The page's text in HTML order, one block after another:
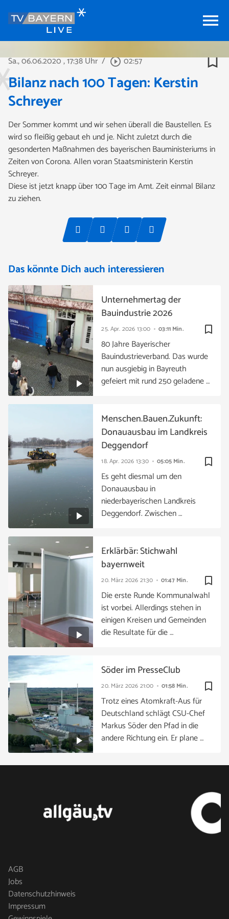
menu
Sa., 06.06.2020, 17:38 Uhr / play_circle_outline02:57 bookmark_border
Bilanz nach 100 Tagen: Kerstin
Schreyer
Der Sommer kommt und wir sehen überall die Baustellen. Es
wird so fleißig gebaut eh und je. Nicht zuletzt durch die
gesonderten Maßnahmen des bayerischen Bauministeriums in
Zeiten von Corona. Allen voran Staatsministerin Kerstin
Schreyer.
Diese ist jetzt knapp über 100 Tage im Amt. Zeit einmal Bilanz
zu ziehen.
Das könnte Dich auch interessieren
bookmark_border
25. Apr. 2026 13:00 03:11 Min.
Unternehmertag der
Bauindustrie 2026
80 Jahre Bayerischer
Bauindustrieverband. Das wurde
nun ausgiebig in Bayreuth
gefeiert mit rund 250 geladene …
bookmark_border
18. Apr. 2026 13:30 05:05 Min.
Menschen.Bauen.Zukunft:
Donauausbau im Landkreis
Deggendorf
Es geht diesmal um den
Donauausbau in
niederbayerischen Landkreis
Deggendorf. Zwischen …
bookmark_border
20. März 2026 21:30 01:47 Min.
Erklärbär: Stichwahl
bayernweit
Die erste Runde Kommunalwahl
ist vorbei. Allerdings stehen in
einigen Kreisen und Gemeinden
die Resultate für die …
bookmark_border
20. März 2026 21:00 01:58 Min.
Söder im PresseClub
Trotz eines Atomkraft-Aus für
Deutschland schlägt CSU-Chef
Markus Söder den Pfad in die
andere Richtung ein. Er plane …
AGB
Jobs
Datenschutzhinweis
Impressum